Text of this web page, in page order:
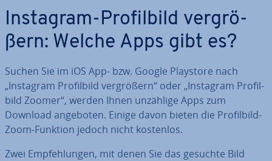
Instagram-Pro­fil­bild ver­grö­
ßern: Welche Apps gibt es?
Suchen Sie im iOS App- bzw. Google Playstore nach
„Instagram Pro­fil­bild ver­grö­ßern“ oder „Instagram Pro­fil­
bild Zoomer“, werden Ihnen unzählige Apps zum
Download angeboten. Einige davon bieten die Pro­fil­bild-
Zoom-Funktion jedoch nicht kostenlos.
Zwei Emp­feh­lun­gen, mit denen Sie das gesuchte Bild